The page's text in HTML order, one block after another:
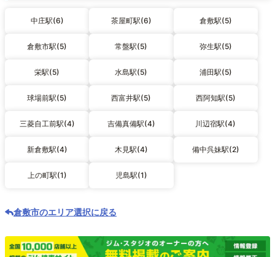
中庄駅(6) 茶屋町駅(6) 倉敷駅(5)
倉敷市駅(5) 常盤駅(5) 弥生駅(5)
栄駅(5) 水島駅(5) 浦田駅(5)
球場前駅(5) 西富井駅(5) 西阿知駅(5)
三菱自工前駅(4) 吉備真備駅(4) 川辺宿駅(4)
新倉敷駅(4) 木見駅(4) 備中呉妹駅(2)
上の町駅(1) 児島駅(1)
倉敷市のエリア選択に戻る